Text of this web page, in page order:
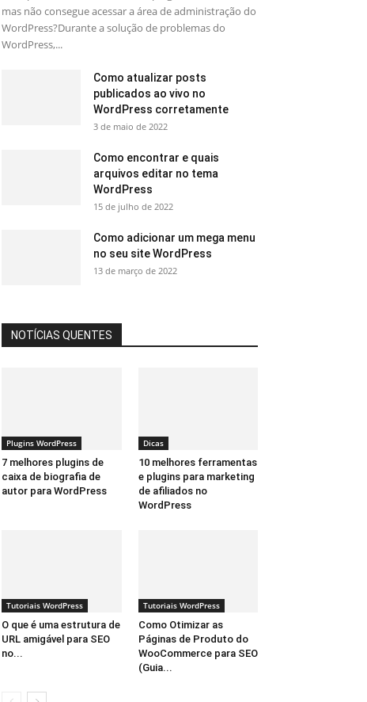
mas não consegue acessar a área de administração do
WordPress?Durante a solução de problemas do
WordPress,...
Como atualizar posts
publicados ao vivo no
WordPress corretamente
3 de maio de 2022
Como encontrar e quais
arquivos editar no tema
WordPress
15 de julho de 2022
Como adicionar um mega menu
no seu site WordPress
13 de março de 2022
NOTÍCIAS QUENTES
Plugins WordPress
7 melhores plugins de
caixa de biografia de
autor para WordPress
Dicas
10 melhores ferramentas
e plugins para marketing
de afiliados no
WordPress
Tutoriais WordPress
O que é uma estrutura de
URL amigável para SEO
no...
Tutoriais WordPress
Como Otimizar as
Páginas de Produto do
WooCommerce para SEO
(Guia...